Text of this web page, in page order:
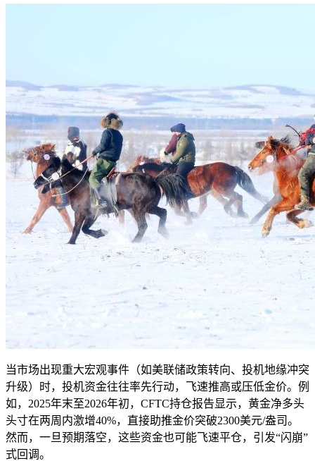
当市场出现重大宏观事件（如美联储政策转向、投机地缘冲突
升级）时，投机资金往往率先行动，飞速推高或压低金价。例
如，2025年末至2026年初，CFTC持仓报告显示，黄金净多头
头寸在两周内激增40%，直接助推金价突破2300美元/盎司。
然而，一旦预期落空，这些资金也可能飞速平仓，引发“闪崩”
式回调。